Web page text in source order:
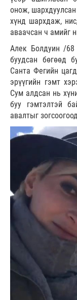
онож,
хүнд шархдаж,
аваачсан ч амийг
Алек Болдуин /68
буудсан бөгөөд
Санта Фегийн
эрүүгийн гэмт
Сум алдсан нь
буу гэмтэлтэй
авалтыг